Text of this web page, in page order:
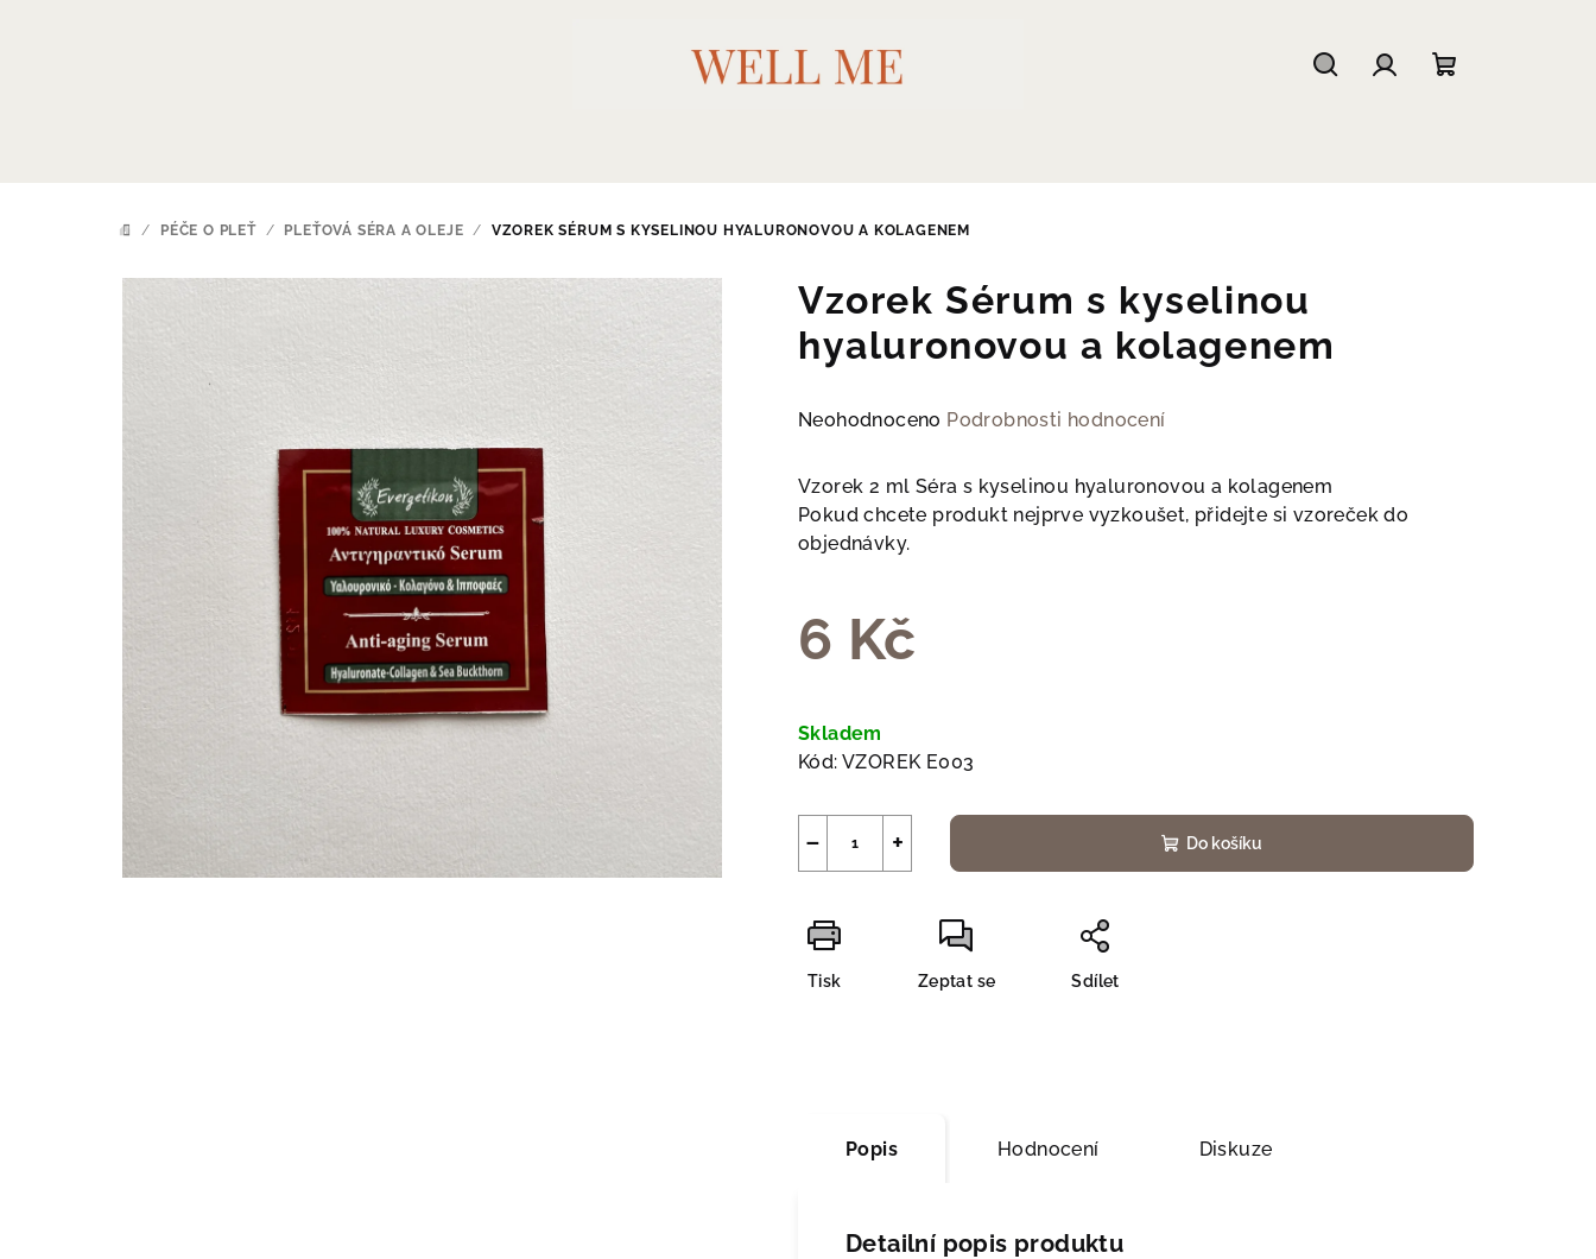
DOMŮ
/ PÉČE O PLEŤ / PLEŤOVÁ SÉRA A OLEJE / VZOREK SÉRUM S KYSELINOU HYALURONOVOU A KOLAGENEM
Vzorek Sérum s kyselinou
hyaluronovou a kolagenem
Průměrné
produktu
je
0,0
hvězdiček.
Neohodnoceno Podrobnosti hodnocení
Vzorek 2 ml Séra s kyselinou hyaluronovou a kolagenem
Pokud chcete produkt nejprve vyzkoušet, přidejte si vzoreček do
objednávky.
6 Kč
cena:
Skladem
Kód: VZOREK E003
+
− Do košíku
Tisk Zeptat se Sdílet
Popis Hodnocení Diskuze
Detailní popis produktu